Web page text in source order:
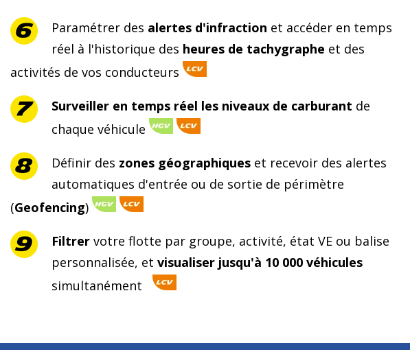
Paramétrer des alertes d'infraction et accéder en temps
réel à l'historique des heures de tachygraphe et des
activités de vos conducteurs
Surveiller en temps réel les niveaux de carburant de
chaque véhicule
Définir des zones géographiques et recevoir des alertes
automatiques d'entrée ou de sortie de périmètre
(Geofencing)
Filtrer votre flotte par groupe, activité, état VE ou balise
personnalisée, et visualiser jusqu'à 10 000 véhicules
simultanément